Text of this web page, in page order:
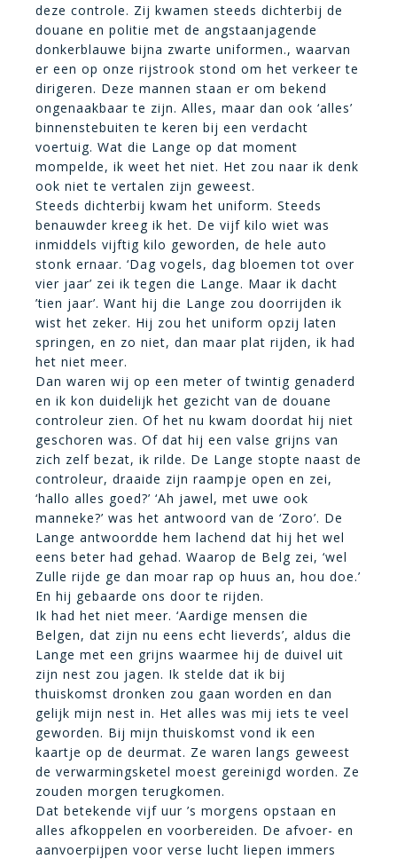
deze controle. Zij kwamen steeds dichterbij de
douane en politie met de angstaanjagende
donkerblauwe bijna zwarte uniformen., waarvan
er een op onze rijstrook stond om het verkeer te
dirigeren. Deze mannen staan er om bekend
ongenaakbaar te zijn. Alles, maar dan ook ‘alles’
binnenstebuiten te keren bij een verdacht
voertuig. Wat die Lange op dat moment
mompelde, ik weet het niet. Het zou naar ik denk
ook niet te vertalen zijn geweest.
Steeds dichterbij kwam het uniform. Steeds
benauwder kreeg ik het. De vijf kilo wiet was
inmiddels vijftig kilo geworden, de hele auto
stonk ernaar. ‘Dag vogels, dag bloemen tot over
vier jaar’ zei ik tegen die Lange. Maar ik dacht
’tien jaar’. Want hij die Lange zou doorrijden ik
wist het zeker. Hij zou het uniform opzij laten
springen, en zo niet, dan maar plat rijden, ik had
het niet meer.
Dan waren wij op een meter of twintig genaderd
en ik kon duidelijk het gezicht van de douane
controleur zien. Of het nu kwam doordat hij niet
geschoren was. Of dat hij een valse grijns van
zich zelf bezat, ik rilde. De Lange stopte naast de
controleur, draaide zijn raampje open en zei,
‘hallo alles goed?’ ‘Ah jawel, met uwe ook
manneke?’ was het antwoord van de ‘Zoro’. De
Lange antwoordde hem lachend dat hij het wel
eens beter had gehad. Waarop de Belg zei, ‘wel
Zulle rijde ge dan moar rap op huus an, hou doe.’
En hij gebaarde ons door te rijden.
Ik had het niet meer. ‘Aardige mensen die
Belgen, dat zijn nu eens echt lieverds’, aldus die
Lange met een grijns waarmee hij de duivel uit
zijn nest zou jagen. Ik stelde dat ik bij
thuiskomst dronken zou gaan worden en dan
gelijk mijn nest in. Het alles was mij iets te veel
geworden. Bij mijn thuiskomst vond ik een
kaartje op de deurmat. Ze waren langs geweest
de verwarmingsketel moest gereinigd worden. Ze
zouden morgen terugkomen.
Dat betekende vijf uur ’s morgens opstaan en
alles afkoppelen en voorbereiden. De afvoer- en
aanvoerpijpen voor verse lucht liepen immers